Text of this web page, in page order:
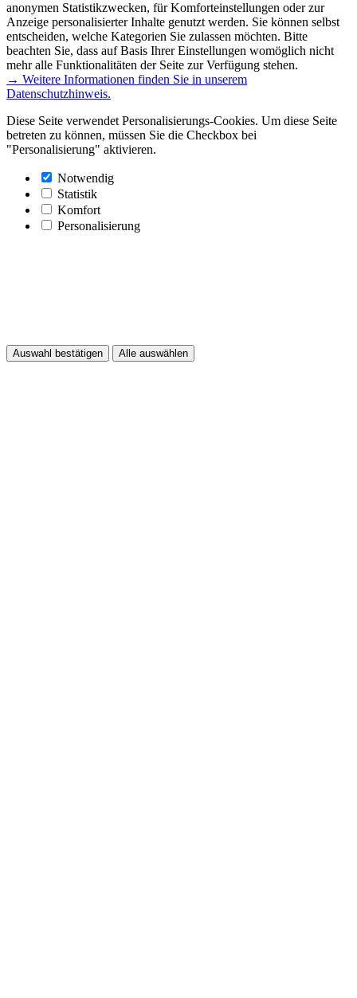
anonymen Statistikzwecken, für Komforteinstellungen oder zur
Anzeige personalisierter Inhalte genutzt werden. Sie können selbst
entscheiden, welche Kategorien Sie zulassen möchten. Bitte
beachten Sie, dass auf Basis Ihrer Einstellungen womöglich nicht
mehr alle Funktionalitäten der Seite zur Verfügung stehen.
→ Weitere Informationen finden Sie in unserem
Datenschutzhinweis.
Diese Seite verwendet Personalisierungs-Cookies. Um diese Seite
betreten zu können, müssen Sie die Checkbox bei
"Personalisierung" aktivieren.
Notwendig
Statistik
Komfort
Personalisierung
Auswahl bestätigen Alle auswählen